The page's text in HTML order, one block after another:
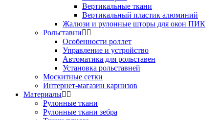
Вертикальные ткани
Вертикальный пластик алюминий
Жалюзи и рулонные шторы для окон ПИК
Рольставни
Особенности роллет
Управление и устройство
Автоматика для рольставен
Установка рольставней
Москитные сетки
Интернет-магазин карнизов
Материалы
Рулонные ткани
Рулонные ткани зебра